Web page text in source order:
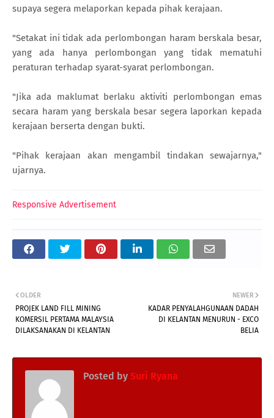
supaya segera melaporkan kepada pihak kerajaan.
"Setakat ini tidak ada perlombongan haram berskala besar,
yang ada hanya perlombongan yang tidak mematuhi
peraturan terhadap syarat-syarat perlombongan.
"Jika ada maklumat berlaku aktiviti perlombongan emas
secara haram yang berskala besar segera laporkan kepada
kerajaan berserta dengan bukti.
"Pihak kerajaan akan mengambil tindakan sewajarnya,"
ujarnya.
Responsive Advertisement
NEWER
KADAR PENYALAHGUNAAN DADAH
DI KELANTAN MENURUN - EXCO
BELIA
OLDER
PROJEK LAND FILL MINING
KOMERSIL PERTAMA MALAYSIA
DILAKSANAKAN DI KELANTAN
Posted by Suri Ryana